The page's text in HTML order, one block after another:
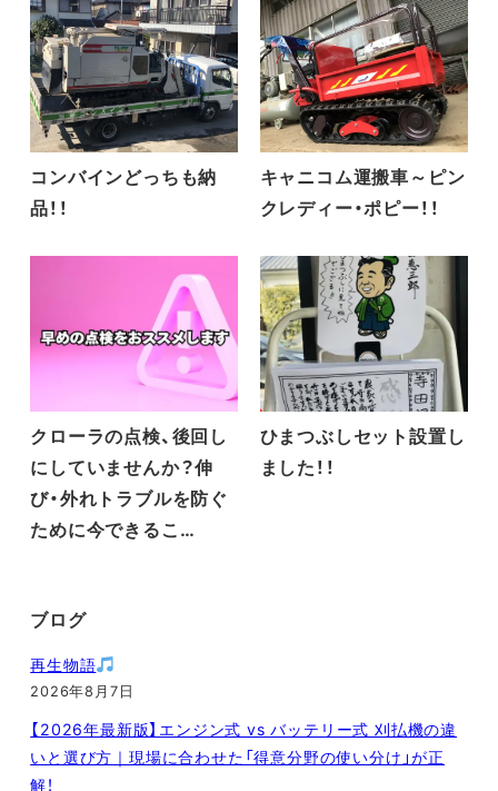
コンバインどっちも納
品！！
キャニコム運搬車～ピン
クレディー・ポピー！！
クローラの点検、後回し
にしていませんか？伸
び・外れトラブルを防ぐ
ために今できるこ…
ひまつぶしセット設置し
ました！！
ブログ
再生物語
2026年8月7日
【2026年最新版】エンジン式 vs バッテリー式 刈払機の違
いと選び方｜現場に合わせた「得意分野の使い分け」が正
解！